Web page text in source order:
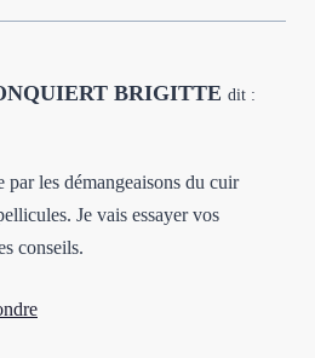
BRIGITTE dit :
par les démangeaisons du cuir
Je vais essayer vos
conseils.